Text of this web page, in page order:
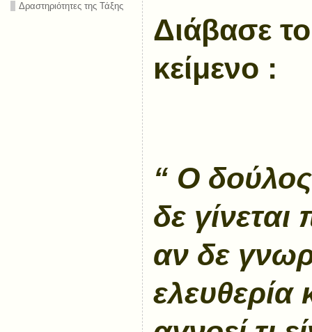
Δραστηριότητες της Τάξης
Διάβασε
κείμενο :
“ Ο
δε γίνεται
αν δε
ελευθερία